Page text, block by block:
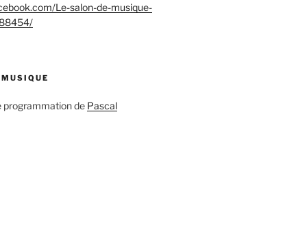
Le-salon-de-musique-
programmation de Pascal